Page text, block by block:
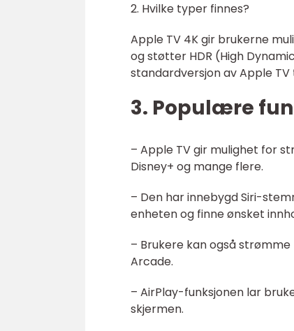
2. Hvilke typer finnes?
Apple TV 4K gir brukerne
og støtter HDR (High
standardversjon av Apple
3. Populære
– Apple TV gir mulighet for
Disney+ og mange flere.
– Den har innebygd Siri-
enheten og finne ønsket
– Brukere kan også
Arcade.
– AirPlay-funksjonen lar
skjermen.